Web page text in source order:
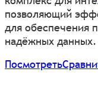
позволяющий
для обеспечения
надёжных данных.
Посмотреть